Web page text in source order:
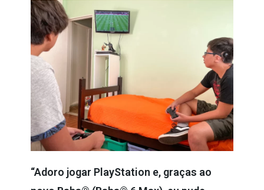
“Adoro jogar PlayStation e, graças ao